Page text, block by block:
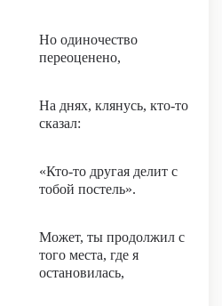
Но одиночество
переоценено,
На днях, клянусь, кто-то
сказал:
«Кто-то другая делит с
тобой постель».
Может, ты продолжил с
того места, где я
остановилась,